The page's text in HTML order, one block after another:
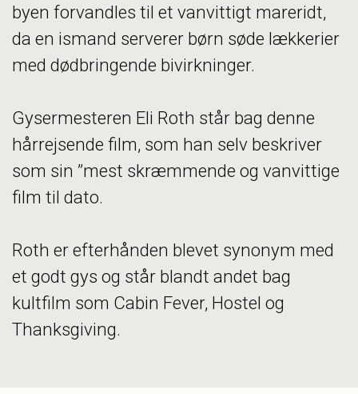
byen forvandles til et vanvittigt mareridt,
da en ismand serverer børn søde lækkerier
med dødbringende bivirkninger.
Gysermesteren Eli Roth står bag denne
hårrejsende film, som han selv beskriver
som sin ”mest skræmmende og vanvittige
film til dato.
Roth er efterhånden blevet synonym med
et godt gys og står blandt andet bag
kultfilm som Cabin Fever, Hostel og
Thanksgiving.